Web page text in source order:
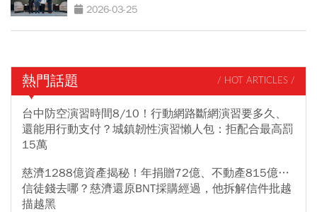
2026-03-25
熱門話題 / HOT ARTICLES /
台中防空演習時間8/10！行動網路斷網演習要多久、
還能用行動支付？城鎮韌性演習懶人包：拒配合最高罰
15萬
慈濟1288億資產揭秘！年捐贈72億、不動產815億…
信徒錢去哪？慈濟還原BNT採購經過，他拆解信件批越
描越黑